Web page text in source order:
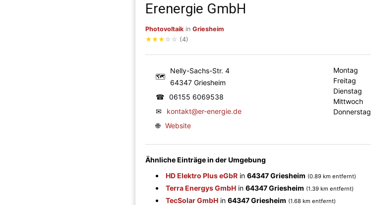
Erenergie GmbH
Photovoltaik in Griesheim
★★★ ☆ ☆ (4)
🗺
Nelly-Sachs-Str. 4
64347 Griesheim
☎ 06155 6069538
✉
kontakt@er-energie.de
🌐 Website
Montag
Freitag
Dienstag
Mittwoch
Donnerstag
Ähnliche Einträge in der Umgebung
HD Elektro Plus eGbR in 64347 Griesheim (0.89 km entfernt)
Terra Energys GmbH in 64347 Griesheim (1.39 km entfernt)
TecSolar GmbH in 64347 Griesheim (1.68 km entfernt)